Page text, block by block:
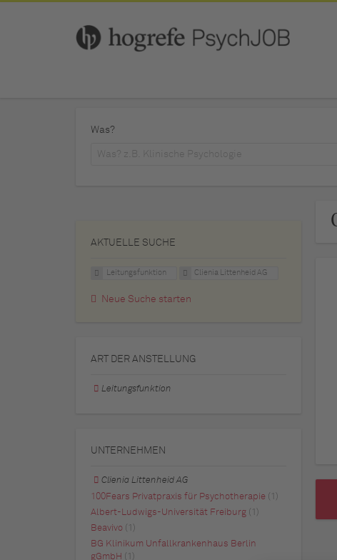
Was?
AKTUELLE SUCHE
Leitungsfunktion Clienia Littenheid AG
Neue Suche starten
ART DER ANSTELLUNG
Leitungsfunktion
UNTERNEHMEN
Clienia Littenheid AG
100Fears Privatpraxis für Psychotherapie (1)
Albert-Ludwigs-Universität Freiburg (1)
Beavivo (1)
BG Klinikum Unfallkrankenhaus Berlin
gGmbH
(1)